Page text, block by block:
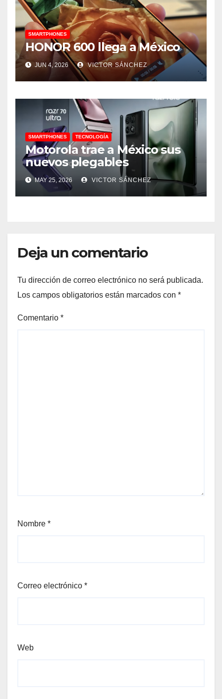
SMARTPHONES
HONOR 600 llega a México
JUN 4, 2026 VICTOR SÁNCHEZ
SMARTPHONES TECNOLOGÍA
Motorola trae a México sus
nuevos plegables
MAY 25, 2026 VICTOR SÁNCHEZ
Deja un comentario
Tu dirección de correo electrónico no será publicada.
Los campos obligatorios están marcados con *
Comentario *
Nombre *
Correo electrónico *
Web